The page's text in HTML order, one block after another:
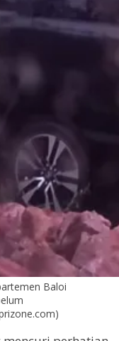
Baloi